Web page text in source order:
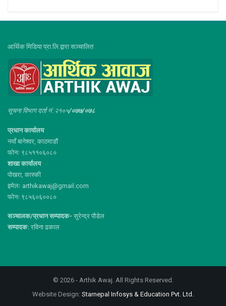
आर्थिक मिडिया प्रा.लि.द्वारा सञ्चालित
सूचना विभाग दर्ता नं :२१०५/०७७/०७८
प्रधान कार्यालय
नयाँ बानेश्वर, काठमाडौं
फोनः ९८५११०६०८०
शाखा कार्यालय
पोखरा, कास्की
इमेलः arthikawaj@gmail.com
फोनः ९८५६०६००८०
सञ्चालक/प्रधान सम्पादक- सुरेन्द्र पौडेल
सम्पादक: रविना ढकाल
© 2026 - Arthik Awaj. All Rights Reserved.
Website Design: Starnepal Infosys & Education Pvt. Ltd.